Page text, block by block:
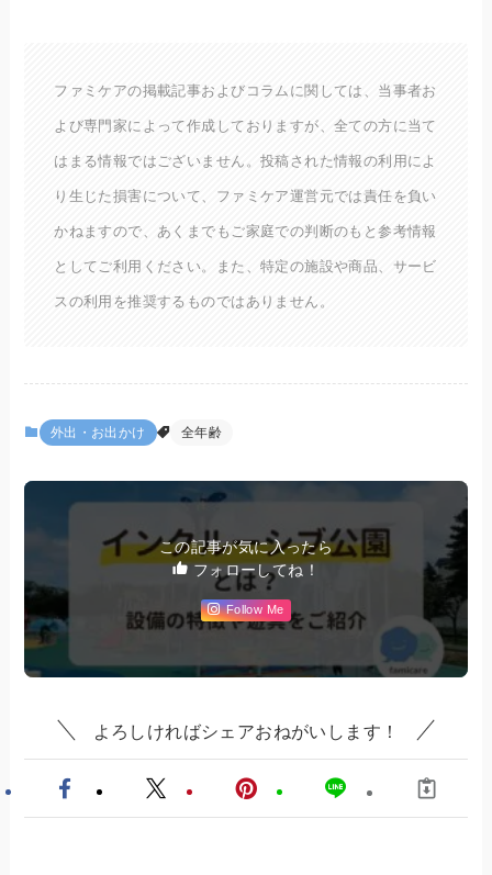
ファミケアの掲載記事およびコラムに関しては、当事者お
よび専門家によって作成しておりますが、全ての方に当て
はまる情報ではございません。投稿された情報の利用によ
り生じた損害について、ファミケア運営元では責任を負い
かねますので、あくまでもご家庭での判断のもと参考情報
としてご利用ください。また、特定の施設や商品、サービ
スの利用を推奨するものではありません。
外出・お出かけ 全年齢
この記事が気に入ったら
フォローしてね！
Follow Me
よろしければシェアおねがいします！